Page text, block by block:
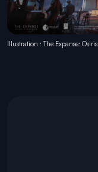
Illustration : The Expanse: